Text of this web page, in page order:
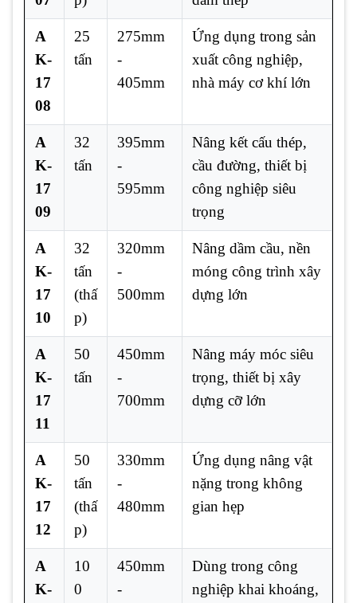
A
K-
17
08
25
tấn
275mm
-
405mm
Ứng dụng trong sản
xuất công nghiệp,
nhà máy cơ khí lớn
A
K-
17
09
32
tấn
395mm
-
595mm
Nâng kết cấu thép,
cầu đường, thiết bị
công nghiệp siêu
trọng
A
K-
17
10
32
tấn
(thấ
p)
320mm
-
500mm
Nâng dầm cầu, nền
móng công trình xây
dựng lớn
A
K-
17
11
50
tấn
450mm
-
700mm
Nâng máy móc siêu
trọng, thiết bị xây
dựng cỡ lớn
A
K-
17
12
50
tấn
(thấ
p)
330mm
-
480mm
Ứng dụng nâng vật
nặng trong không
gian hẹp
A
K-
10
0
450mm
-
Dùng trong công
nghiệp khai khoáng,